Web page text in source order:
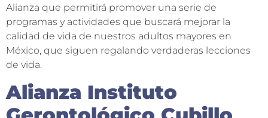
Alianza que permitirá promover una serie de
programas y actividades que buscará mejorar la
calidad de vida de nuestros adultos mayores en
México, que siguen regalando verdaderas lecciones
de vida.
Alianza Instituto